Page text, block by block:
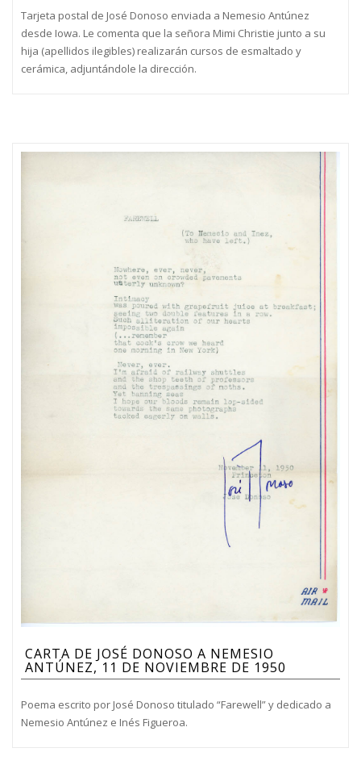
Tarjeta postal de José Donoso enviada a Nemesio Antúnez
desde Iowa. Le comenta que la señora Mimi Christie junto a su
hija (apellidos ilegibles) realizarán cursos de esmaltado y
cerámica, adjuntándole la dirección.
CARTA DE JOSÉ DONOSO A NEMESIO
ANTÚNEZ, 11 DE NOVIEMBRE DE 1950
Poema escrito por José Donoso titulado “Farewell” y dedicado a
Nemesio Antúnez e Inés Figueroa.